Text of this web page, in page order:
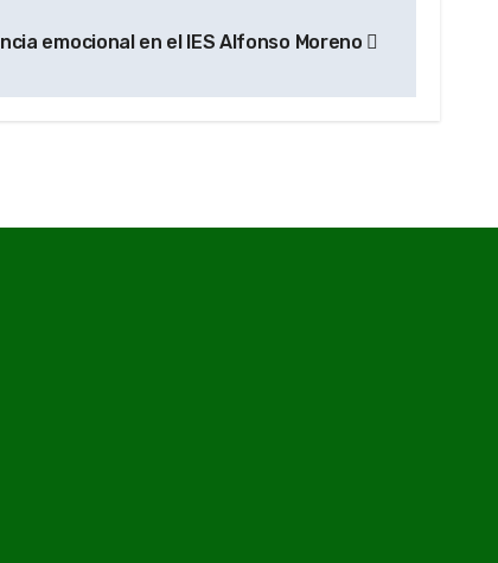
emocional en el IES Alfonso Moreno